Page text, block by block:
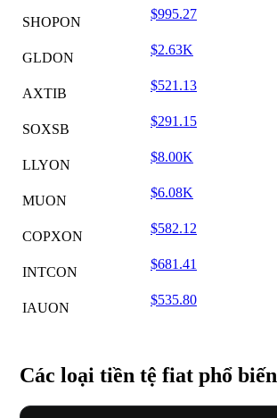
SHOPON
$995.27
GLDON
$2.63K
AXTIB
$521.13
SOXSB
$291.15
LLYON
$8.00K
MUON
$6.08K
COPXON
$582.12
INTCON
$681.41
IAUON
$535.80
Các loại tiền tệ fiat phổ biến